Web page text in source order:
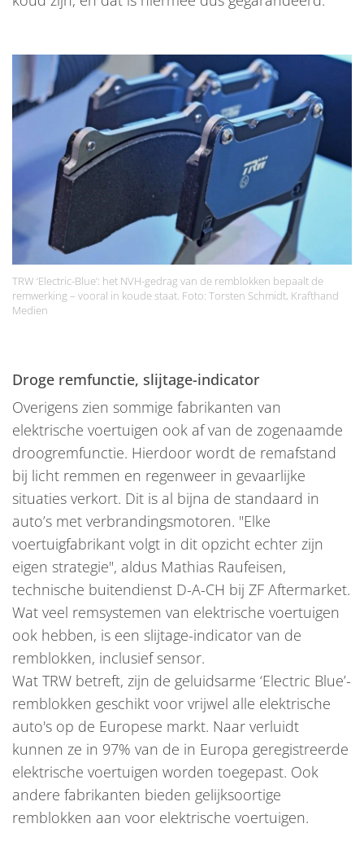
TRW ‘Electric-Blue’: het NVH-gedrag van de remblokken bepaalt de
remwerking – vooral in koude staat. Foto: Torsten Schmidt, Krafthand
Medien
Droge remfunctie, slijtage-indicator
Overigens zien sommige fabrikanten van
elektrische voertuigen ook af van de zogenaamde
droogremfunctie. Hierdoor wordt de remafstand
bij licht remmen en regenweer in gevaarlijke
situaties verkort. Dit is al bijna de standaard in
auto’s met verbrandingsmotoren. "Elke
voertuigfabrikant volgt in dit opzicht echter zijn
eigen strategie", aldus Mathias Raufeisen,
technische buitendienst D-A-CH bij ZF Aftermarket.
Wat veel remsystemen van elektrische voertuigen
ook hebben, is een slijtage-indicator van de
remblokken, inclusief sensor.
Wat TRW betreft, zijn de geluidsarme ‘Electric Blue’-
remblokken geschikt voor vrijwel alle elektrische
auto's op de Europese markt. Naar verluidt
kunnen ze in 97% van de in Europa geregistreerde
elektrische voertuigen worden toegepast. Ook
andere fabrikanten bieden gelijksoortige
remblokken aan voor elektrische voertuigen.